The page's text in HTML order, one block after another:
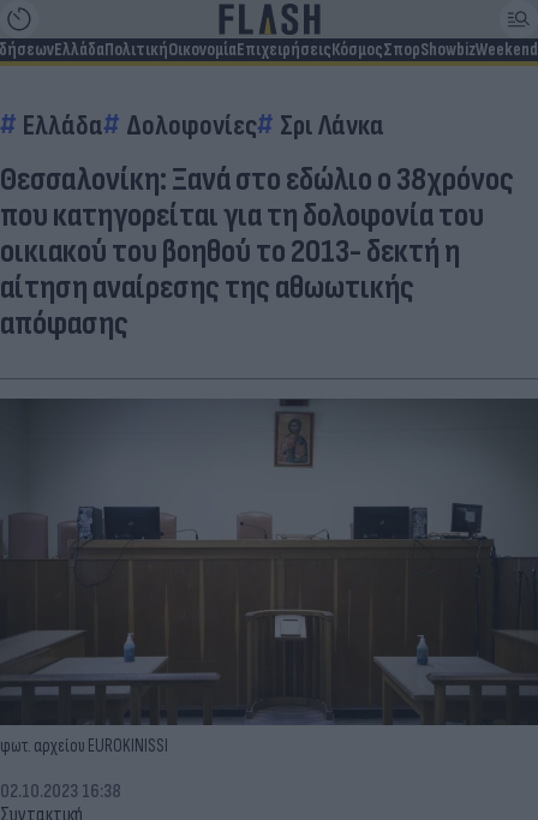
ΕλλάδαΠολιτικήΟικονομίαΕπιχειρήσειςΚόσμοςΣπορShowbizWeekend
Ελλάδα Δολοφονίες Σρι Λάνκα
Θεσσαλονίκη: Ξανά στο εδώλιο ο 38χρόνος
που κατηγορείται για τη δολοφονία του
οικιακού του βοηθού το 2013- δεκτή η
αίτηση αναίρεσης της αθωωτικής
απόφασης
φωτ. αρχείου EUROKINISSI
Συντακτική
02.10.2023 16:38